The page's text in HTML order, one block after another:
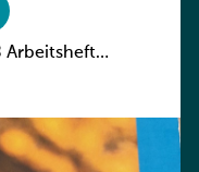
Arbeitsheft